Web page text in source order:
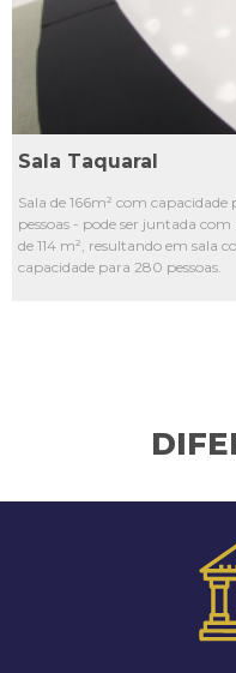
Sala Taquaral
Sala de 166m² com capacidade
pessoas - pode ser juntada com
de 114 m², resultando em sala
capacidade para 280 pessoas.